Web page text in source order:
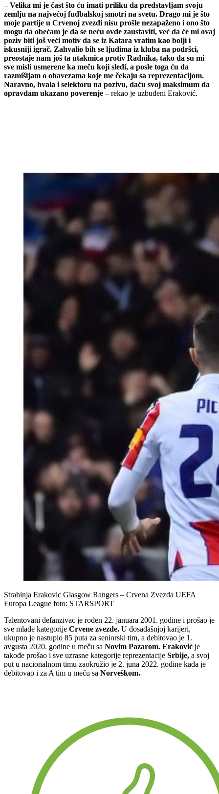
– Velika mi je čast što ću imati priliku da predstavljam svoju
zemlju na najvećoj fudbalskoj smotri na svetu. Drago mi je što
moje partije u Crvenoj zvezdi nisu prošle nezapaženo i ono što
mogu da obećam je da se neću ovde zaustaviti, već da će mi ovaj
poziv biti još veći motiv da se iz Katara vratim kao bolji i
iskusniji igrač. Zahvalio bih se ljudima iz kluba na podršci,
preostaje nam još ta utakmica protiv Radnika, tako da su mi
sve misli usmerene ka meču koji sledi, a posle toga ću da
razmišljam o obavezama koje me čekaju sa reprezentacijom.
Naravno, hvala i selektoru na pozivu, daću svoj maksimum da
opravdam ukazano poverenje – rekao je uzbuđeni Eraković.
Strahinja Erakovic Glasgow Rangers – Crvena Zvezda UEFA
Europa League foto: STARSPORT
Talentovani defanzivac je rođen 22. januara 2001. godine i prošao je
sve mlađe kategorije Crvene zvezde. U dosadašnjoj karijeri,
ukupno je nastupio 85 puta za seniorski tim, a debitovao je 1.
avgusta 2020. godine u meču sa Novim Pazarom. Eraković je
takođe prošao i sve uzrasne kategorije reprezentacije Srbije, a svoj
put u nacionalnom timu zaokružio je 2. juna 2022. godine kada je
debitovao i za A tim u meču sa Norveškom.